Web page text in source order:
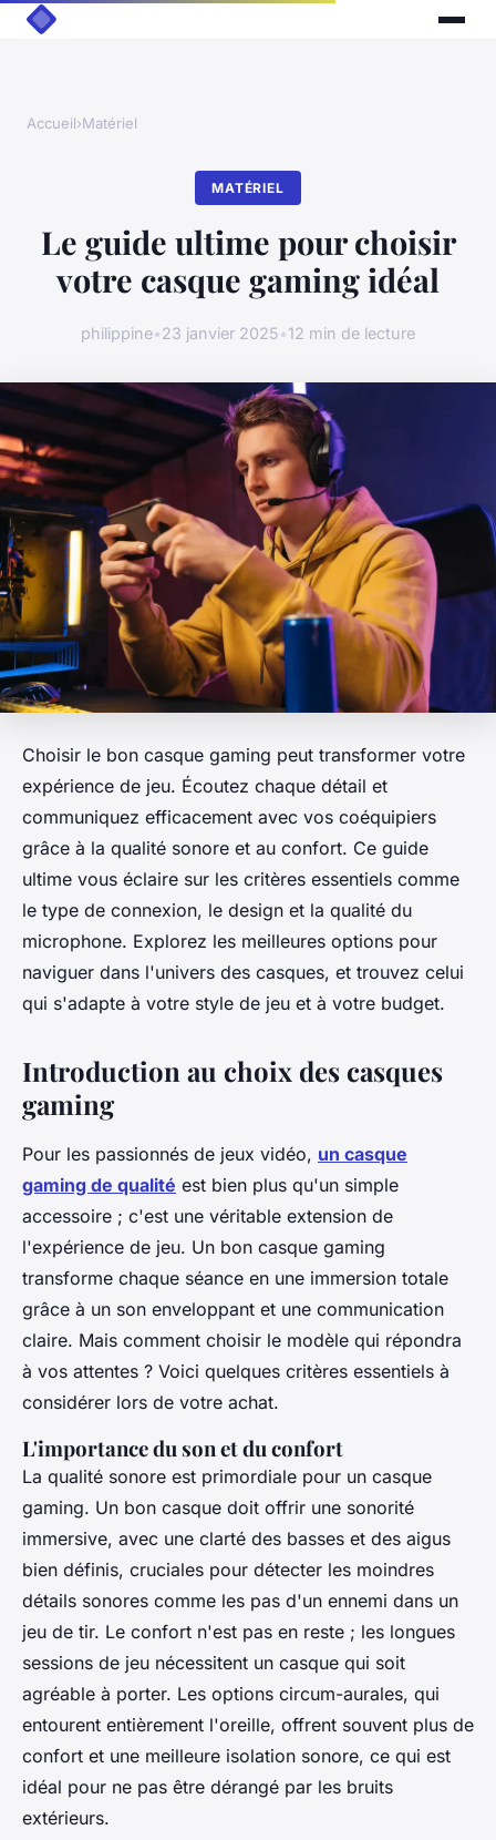
Accueil›Matériel
MATÉRIEL
Le guide ultime pour choisir
votre casque gaming idéal
philippine•23 janvier 2025•12 min de lecture
Choisir le bon casque gaming peut transformer votre
expérience de jeu. Écoutez chaque détail et
communiquez efficacement avec vos coéquipiers
grâce à la qualité sonore et au confort. Ce guide
ultime vous éclaire sur les critères essentiels comme
le type de connexion, le design et la qualité du
microphone. Explorez les meilleures options pour
naviguer dans l'univers des casques, et trouvez celui
qui s'adapte à votre style de jeu et à votre budget.
Introduction au choix des casques
gaming
Pour les passionnés de jeux vidéo, un casque
gaming de qualité est bien plus qu'un simple
accessoire ; c'est une véritable extension de
l'expérience de jeu. Un bon casque gaming
transforme chaque séance en une immersion totale
grâce à un son enveloppant et une communication
claire. Mais comment choisir le modèle qui répondra
à vos attentes ? Voici quelques critères essentiels à
considérer lors de votre achat.
L'importance du son et du confort
La qualité sonore est primordiale pour un casque
gaming. Un bon casque doit offrir une sonorité
immersive, avec une clarté des basses et des aigus
bien définis, cruciales pour détecter les moindres
détails sonores comme les pas d'un ennemi dans un
jeu de tir. Le confort n'est pas en reste ; les longues
sessions de jeu nécessitent un casque qui soit
agréable à porter. Les options circum-aurales, qui
entourent entièrement l'oreille, offrent souvent plus de
confort et une meilleure isolation sonore, ce qui est
idéal pour ne pas être dérangé par les bruits
extérieurs.